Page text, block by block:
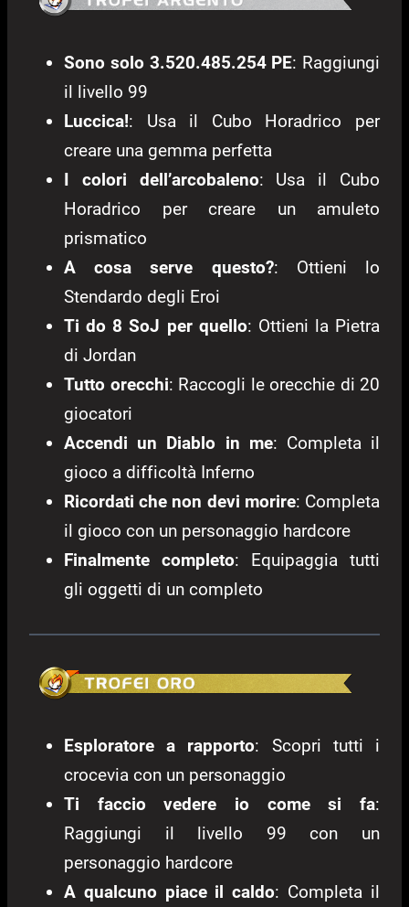
Sono solo 3.520.485.254 PE: Raggiungi
il livello 99
Luccica!: Usa il Cubo Horadrico per
creare una gemma perfetta
I colori dell’arcobaleno: Usa il Cubo
Horadrico per creare un amuleto
prismatico
A cosa serve questo?: Ottieni lo
Stendardo degli Eroi
Ti do 8 SoJ per quello: Ottieni la Pietra
di Jordan
Tutto orecchi: Raccogli le orecchie di 20
giocatori
Accendi un Diablo in me: Completa il
gioco a difficoltà Inferno
Ricordati che non devi morire: Completa
il gioco con un personaggio hardcore
Finalmente completo: Equipaggia tutti
gli oggetti di un completo
Esploratore a rapporto: Scopri tutti i
crocevia con un personaggio
Ti faccio vedere io come si fa:
Raggiungi il livello 99 con un
personaggio hardcore
A qualcuno piace il caldo: Completa il